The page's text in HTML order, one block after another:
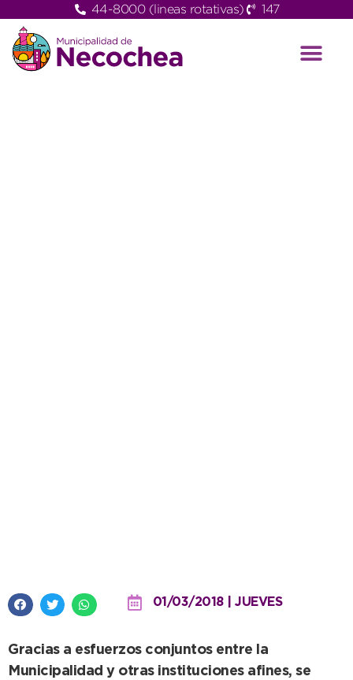
44-8000 (lineas rotativas) 147
01/03/2018 | JUEVES
Gracias a esfuerzos conjuntos entre la
Municipalidad y otras instituciones afines, se